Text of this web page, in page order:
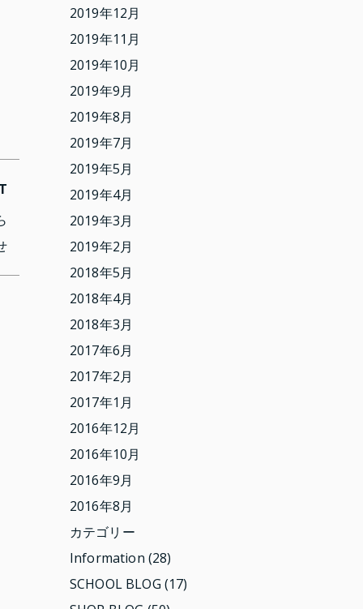
2019年12月
2019年11月
2019年10月
2019年9月
2019年8月
2019年7月
2019年5月
2019年4月
2019年3月
2019年2月
2018年5月
2018年4月
2018年3月
2017年6月
2017年2月
2017年1月
2016年12月
2016年10月
2016年9月
2016年8月
カテゴリー
Information (28)
SCHOOL BLOG (17)